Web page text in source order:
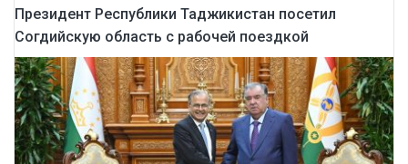
Президент Республики Таджикистан посетил
Согдийскую область с рабочей поездкой